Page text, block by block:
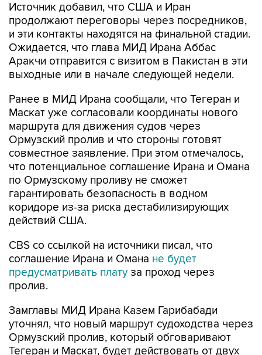
Источник добавил, что США и Иран
продолжают переговоры через посредников,
и эти контакты находятся на финальной стадии.
Ожидается, что глава МИД Ирана Аббас
Аракчи отправится с визитом в Пакистан в эти
выходные или в начале следующей недели.
Ранее в МИД Ирана сообщали, что Тегеран и
Маскат уже согласовали координаты нового
маршрута для движения судов через
Ормузский пролив и что стороны готовят
совместное заявление. При этом отмечалось,
что потенциальное соглашение Ирана и Омана
по Ормузскому проливу не сможет
гарантировать безопасность в водном
коридоре из-за риска дестабилизирующих
действий США.
CBS со ссылкой на источники писал, что
соглашение Ирана и Омана не будет
предусматривать плату за проход через
пролив.
Замглавы МИД Ирана Казем Гарибабади
уточнял, что новый маршрут судоходства через
Ормузский пролив, который обговаривают
Тегеран и Маскат, будет действовать от двух